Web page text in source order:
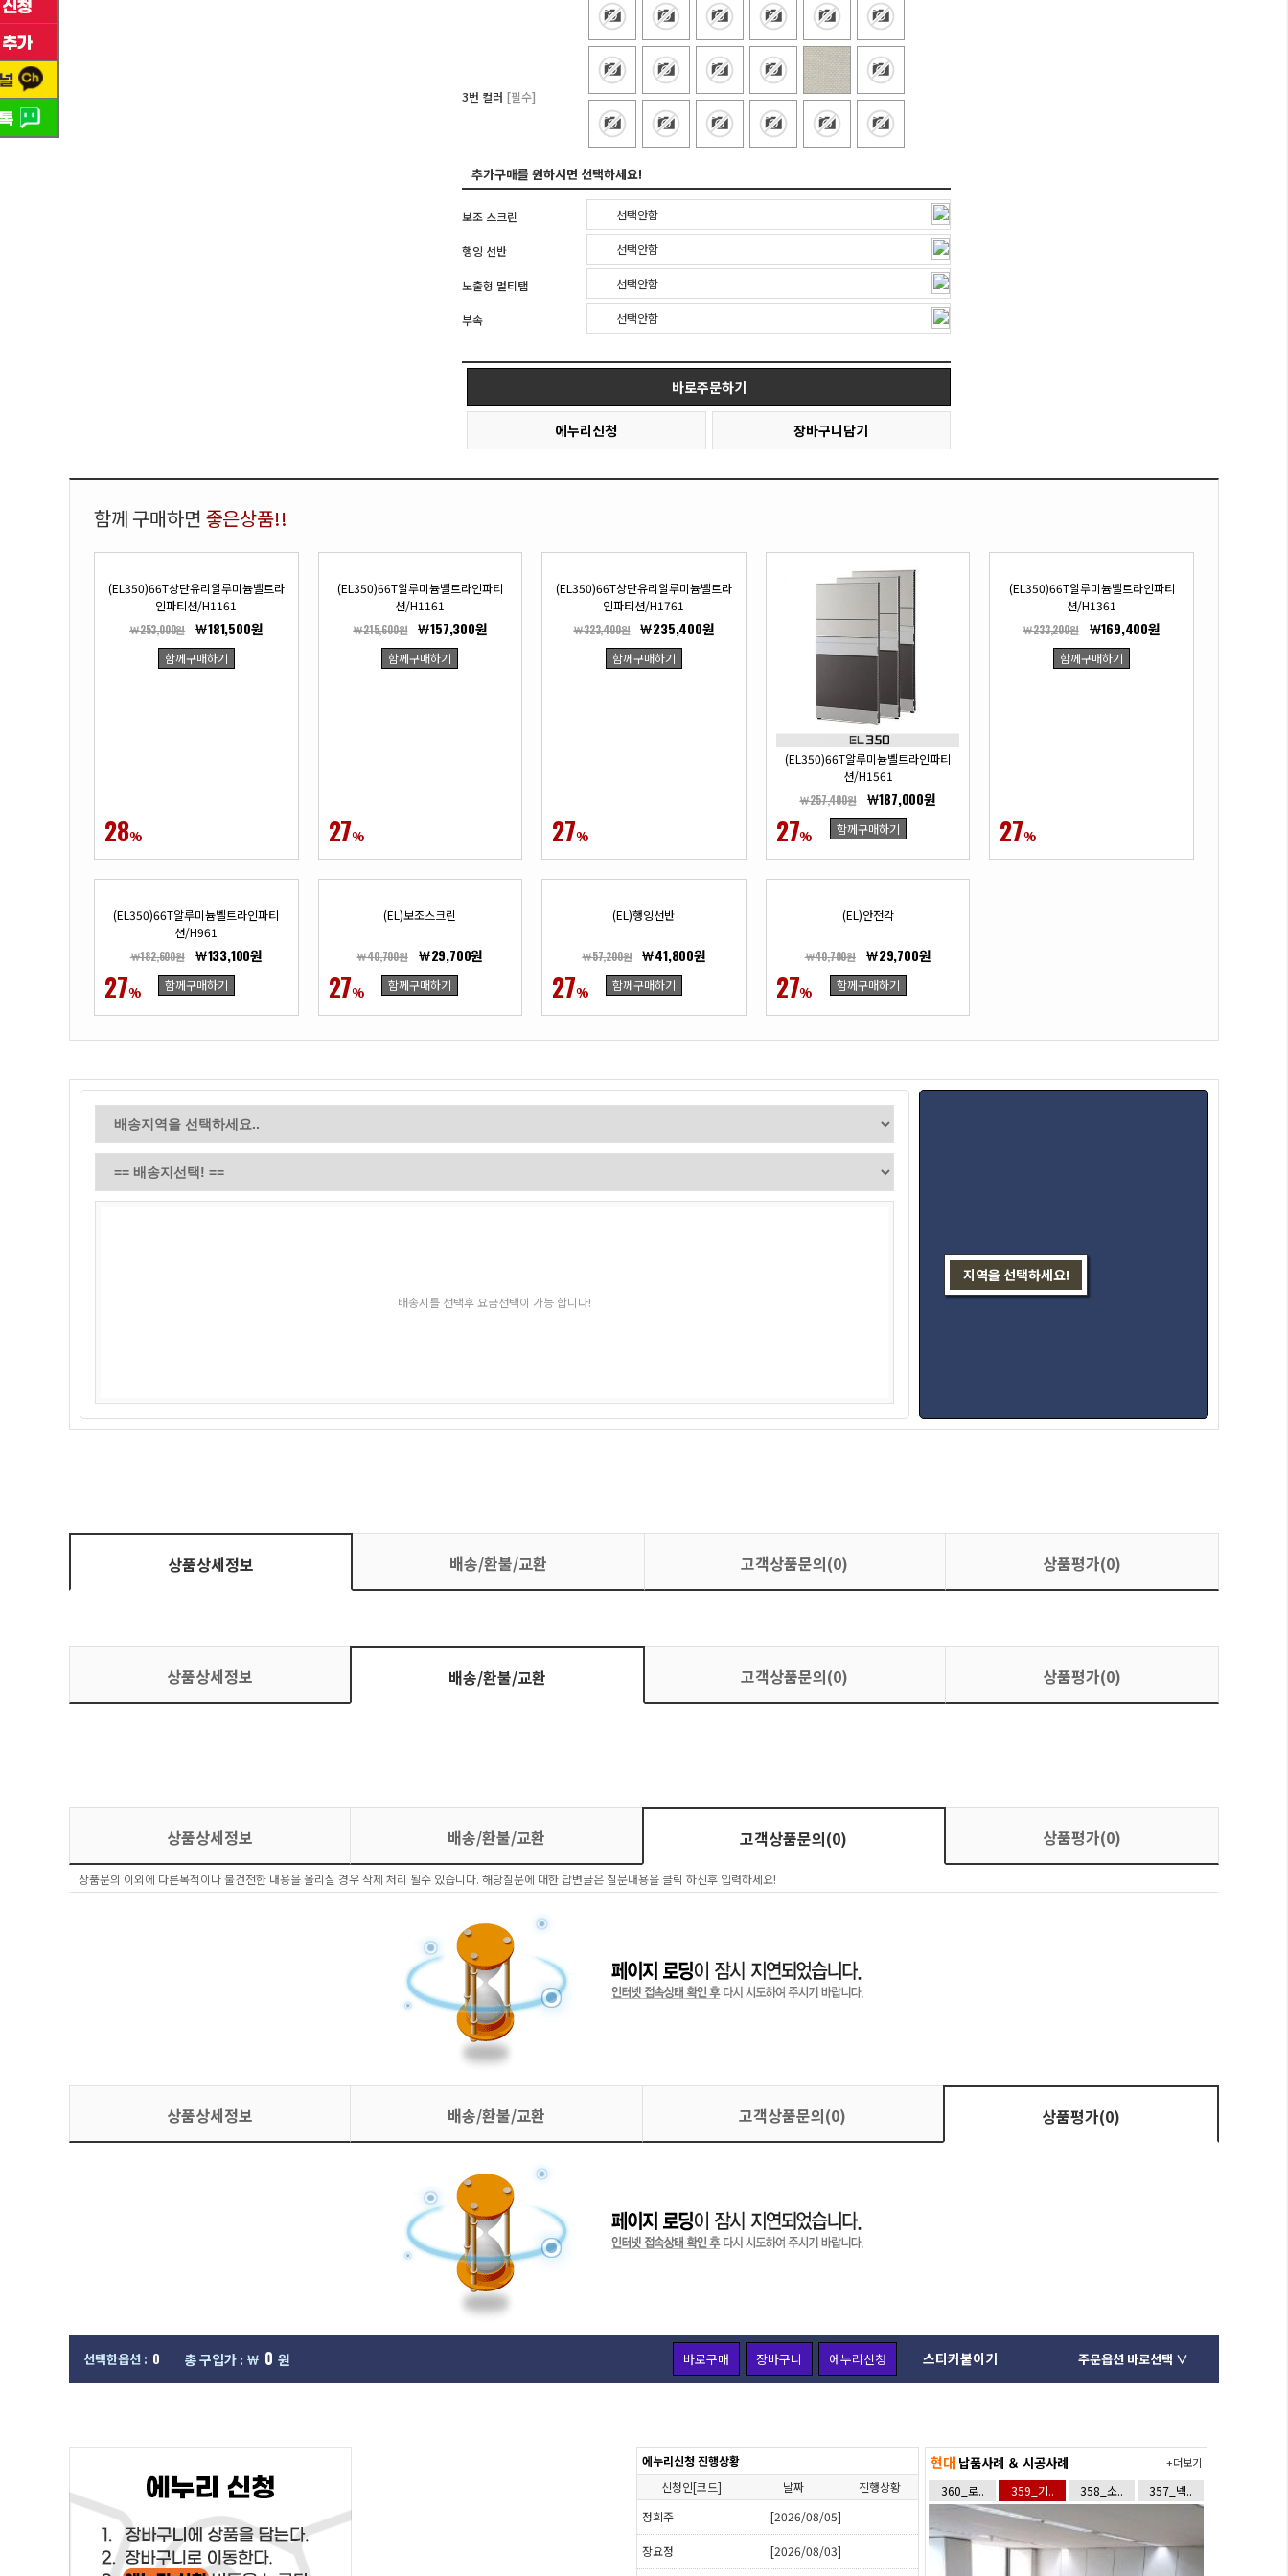
3번 컬러 [필수]
추가구매를 원하시면 선택하세요!
보조 스크린 선택안함
행잉 선반 선택안함
노출형 멀티탭 선택안함
부속 선택안함
바로주문하기
에누리신청 장바구니담기
함께 구매하면 좋은상품!!
28%
(EL350)66T상단유리알루미늄벨트라
인파티션/H1161
￦253,000원 ￦181,500원
함께구매하기
27%
(EL350)66T알루미늄벨트라인파티
션/H1161
￦215,600원 ￦157,300원
함께구매하기
27%
(EL350)66T상단유리알루미늄벨트라
인파티션/H1761
￦323,400원 ￦235,400원
함께구매하기
27%
(EL350)66T알루미늄벨트라인파티
션/H1561
￦257,400원 ￦187,000원
함께구매하기 27%
(EL350)66T알루미늄벨트라인파티
션/H1361
￦233,200원 ￦169,400원
함께구매하기
27%
(EL350)66T알루미늄벨트라인파티
션/H961
￦182,600원 ￦133,100원
함께구매하기 27%
(EL)보조스크린
￦40,700원 ￦29,700원
함께구매하기 27%
(EL)행잉선반
￦57,200원 ￦41,800원
함께구매하기 27%
(EL)안전각
￦40,700원 ￦29,700원
함께구매하기
배송지를 선택후 요금선택이 가능 합니다!
지역을 선택하세요!
상품상세정보 배송/환불/교환 고객상품문의(0) 상품평가(0)
상품상세정보 배송/환불/교환 고객상품문의(0) 상품평가(0)
상품상세정보 배송/환불/교환 고객상품문의(0) 상품평가(0)
상품문의 이외에 다른목적이나 불건전한 내용을 올리실 경우 삭제 처리 될수 있습니다. 해당질문에 대한 답변글은 질문내용을 클릭 하신후 입력하세요!
상품상세정보 배송/환불/교환 고객상품문의(0) 상품평가(0)
선택한옵션 : 0 총 구입가 : ￦ 0 원 바로구매 장바구니 에누리신청 스티커붙이기 주문옵션 바로선택 ∨
에누리신청 진행상황
신청인[코드]
날짜
진행상황
정희주
[2026/08/05]
장요정 [2026/08/03]
현대 납품사례 ＆ 시공사례 +더보기
360_로.. 359_기.. 358_소.. 357_넥..